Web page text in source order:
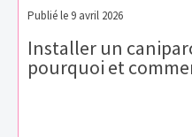
Publié le 9 avril 2026
Installer un
pourquoi et